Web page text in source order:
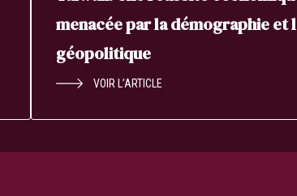
menacée par la démographie et
géopolitique
VOIR L’ARTICLE